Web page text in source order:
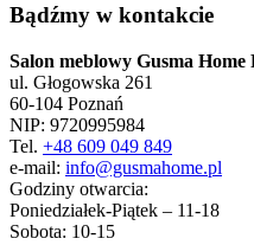
Bądźmy w kontakcie
Salon meblowy Gusma Home
ul. Głogowska 261
60-104 Poznań
NIP: 9720995984
Tel. +48 609 049 849
e-mail: info@gusmahome.pl
Godziny otwarcia:
Poniedziałek-Piątek – 11-18
Sobota: 10-15